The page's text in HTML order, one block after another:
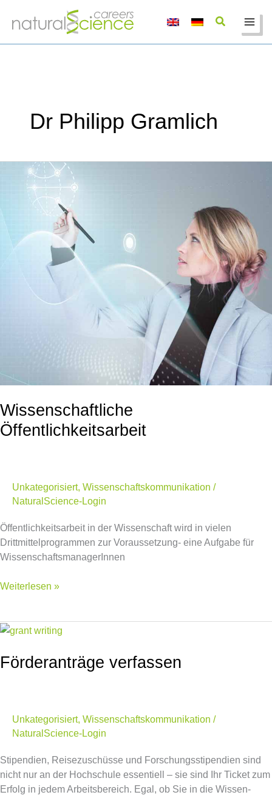
Inhalt
Dr Philipp Gramlich
Wissenschaftliche
Öffentlichkeitsarbeit
Unkategorisiert, Wissenschaftskommunikation /
NaturalScience-Login
Öffentlichkeitsarbeit in der Wissenschaft wird in vielen
Drittmittelprogrammen zur Voraussetzung- eine Aufgabe für
WissenschaftsmanagerInnen
Wissenschaftliche
Öffentlichkeitsarbeit
Weiterlesen »
Förderanträge verfassen
Unkategorisiert, Wissenschaftskommunikation /
NaturalScience-Login
Stipendien, Reisezuschüsse und Forschungsstipendien sind
nicht nur an der Hochschule essentiell – sie sind Ihr Ticket zum
Erfolg in jedem Arbeitsbereich. Egal, ob Sie in die Wissen-
Förderanträge